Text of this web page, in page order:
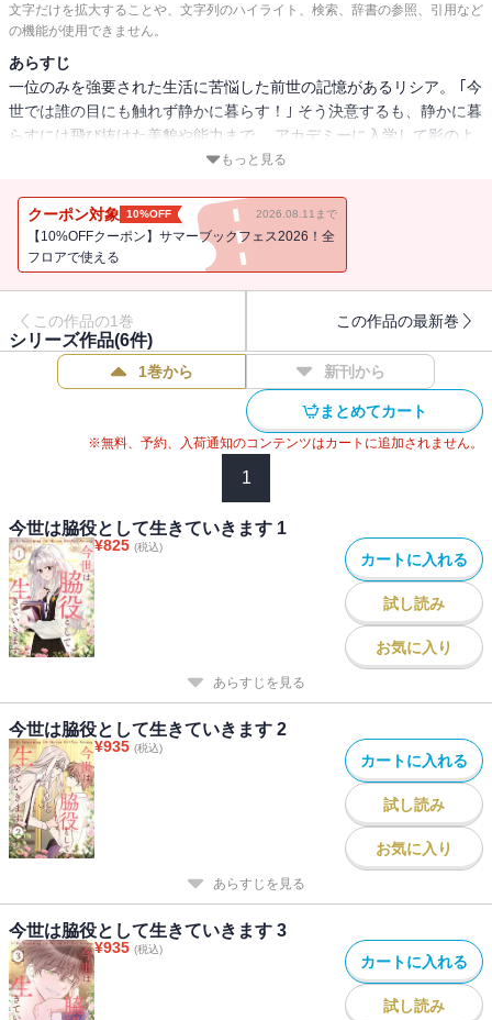
文字だけを拡大することや、文字列のハイライト、検索、辞書の参照、引用など
の機能が使用できません。
あらすじ
一位のみを強要された生活に苦悩した前世の記憶があるリシア。 ｢今
世では誰の目にも触れず静かに暮らす！｣ そう決意するも、静かに暮
らすには飛び抜けた美貌や能力まで… アカデミーに入学して影のよ
うに、目立たないよう過ごそうとしたけど、皆がうらやむ男子たち
気ナンバー1のチャラい先輩、ミステリアスだけどいつも隣にいる同
級生まで…。 「もう、私のことはほっといて！」
もっと見る
クーポン対象 10%OFF 2026.08.11まで
【10%OFFクーポン】サマーブックフェス2026！全
フロアで使える
この作品の1巻 この作品の最新巻
シリーズ作品(6件)
1巻から 新刊から
まとめてカート
※無料、予約、入荷通知のコンテンツはカートに追加されません。
1
今世は脇役として生きていきます 1
¥825 (税込)
カートに入れる
試し読み
お気に入り
あらすじを見る
今世は脇役として生きていきます 2
¥935 (税込)
カートに入れる
試し読み
お気に入り
あらすじを見る
今世は脇役として生きていきます 3
¥935 (税込)
カートに入れる
試し読み